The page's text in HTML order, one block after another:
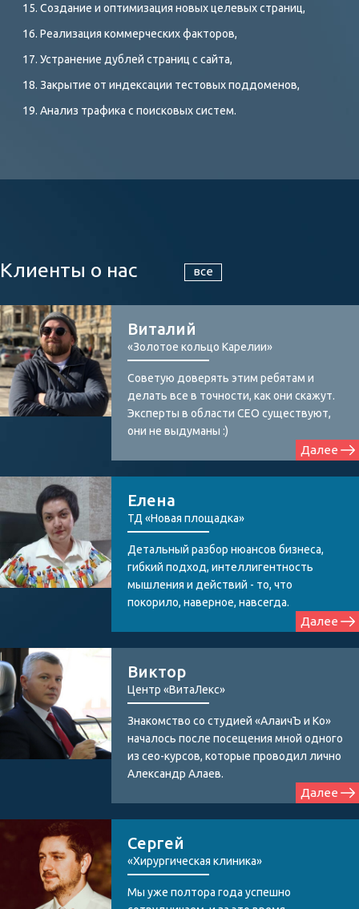
Создание и оптимизация новых целевых страниц,
Реализация коммерческих факторов,
Устранение дублей страниц с сайта,
Закрытие от индексации тестовых поддоменов,
Анализ трафика с поисковых систем.
Клиенты о нас все
Виталий
«Золотое кольцо Карелии»
Советую доверять этим ребятам и
делать все в точности, как они скажут.
Эксперты в области СЕО существуют,
они не выдуманы :)
Далее
Елена
ТД «Новая площадка»
Детальный разбор нюансов бизнеса,
гибкий подход, интеллигентность
мышления и действий - то, что
покорило, наверное, навсегда.
Далее
Виктор
Центр «ВитаЛекс»
Знакомство со студией «АлаичЪ и Ко»
началось после посещения мной одного
из сео-курсов, которые проводил лично
Александр Алаев.
Далее
Сергей
«Хирургическая клиника»
Мы уже полтора года успешно